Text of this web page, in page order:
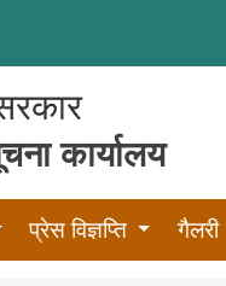
कार्यालय
प्रेस विज्ञप्ति गैलरी